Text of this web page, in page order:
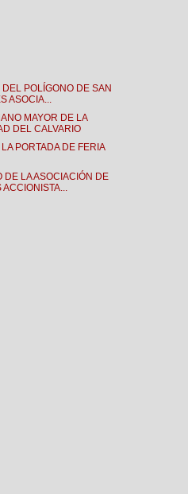
POLÍGONO DE SAN
ASOCIA...
MAYOR DE LA
DEL CALVARIO
PORTADA DE FERIA
DE LA ASOCIACIÓN DE
ACCIONISTA...